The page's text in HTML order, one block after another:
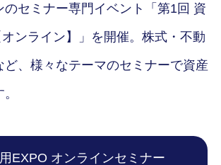
のセミナー専門イベント「第1回 資
ンライン】」を開催。株式・不動
ど、様々なテーマのセミナーで資産
EXPO オンラインセミナー